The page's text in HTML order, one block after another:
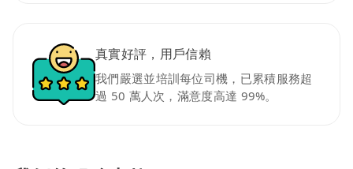
真實好評，用戶信賴
我們嚴選並培訓每位司機，已累積服務超
過 50 萬人次，滿意度高達 99%。